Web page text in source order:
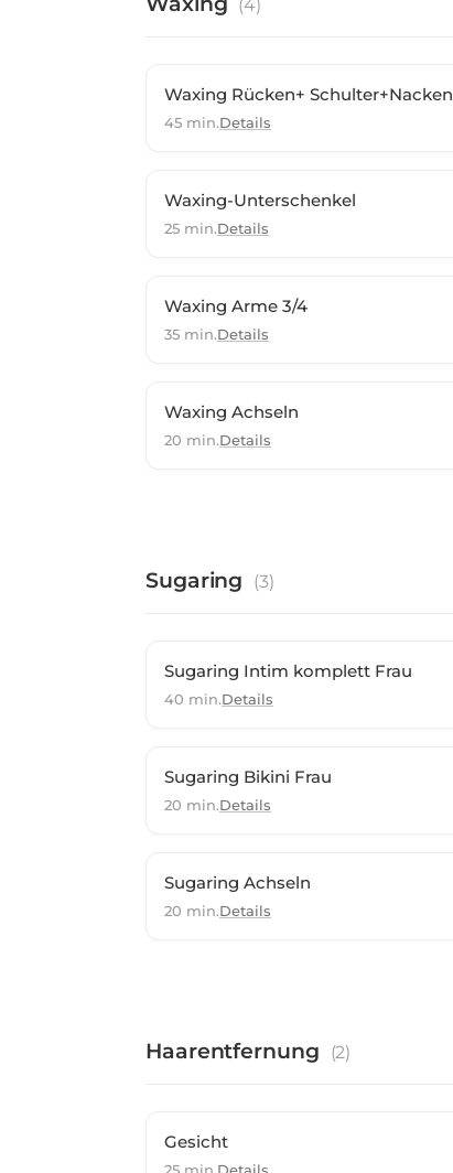
(4)
Waxing Rücken+ Schulter+Nacken
45 min.Details
Waxing-Unterschenkel
25 min.Details
Waxing Arme 3/4
35 min.Details
Waxing Achseln
20 min.Details
Sugaring (3)
Sugaring Intim komplett Frau
40 min.Details
Sugaring Bikini Frau
20 min.Details
Sugaring Achseln
20 min.Details
Haarentfernung (2)
Gesicht